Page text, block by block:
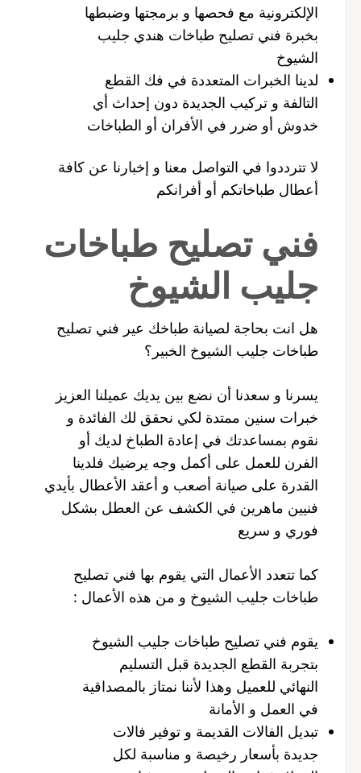
الإلكترونية مع فحصها و برمجتها وضبطها
بخبرة فني تصليح طباخات هندي جليب
الشيوخ
لدينا الخبرات المتعددة في فك القطع
التالفة و تركيب الجديدة دون إحداث أي
خدوش أو ضرر في الأفران أو الطباخات
لا تترددوا في التواصل معنا و إخبارنا عن كافة
أعطال طباخاتكم أو أفرانكم
فني تصليح طباخات
جليب الشيوخ
هل انت بحاجة لصيانة طباخك عير فني تصليح
طباخات جليب الشيوخ الخبير؟
يسرنا و سعدنا أن نضع بين يديك عميلنا العزيز
خبرات سنين ممتدة لكي نحقق لك الفائدة و
نقوم بمساعدتك في إعادة الطباخ لديك أو
الفرن للعمل على أكمل وجه يرضيك فلدينا
القدرة على صيانة أصعب و أعقد الأعطال بأيدي
فنيين ماهرين في الكشف عن العطل بشكل
فوري و سريع
كما تتعدد الأعمال التي يقوم بها فني تصليح
طباخات جليب الشيوخ و من هذه الأعمال :
يقوم فني تصليح طباخات جليب الشيوخ
بتجربة القطع الجديدة قبل التسليم
النهائي للعميل وهذا لأننا نمتاز بالمصداقية
في العمل و الأمانة
تبديل الفالات القديمة و توفير فالات
جديدة بأسعار رخيصة و مناسبة لكل